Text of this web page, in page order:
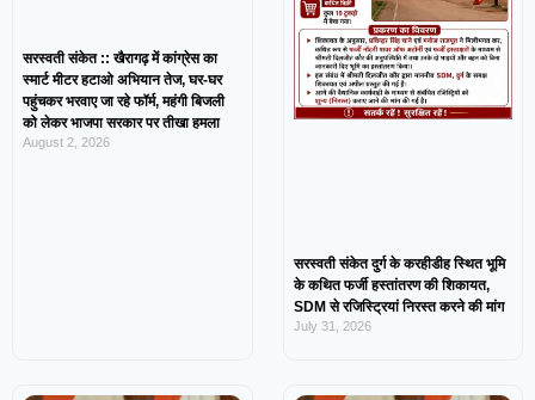
सरस्वती संकेत :: खैरागढ़ में कांग्रेस का
स्मार्ट मीटर हटाओ अभियान तेज, घर-घर
पहुंचकर भरवाए जा रहे फॉर्म, महंगी बिजली
को लेकर भाजपा सरकार पर तीखा हमला
August 2, 2026
सरस्वती संकेत दुर्ग के करहीडीह स्थित भूमि
के कथित फर्जी हस्तांतरण की शिकायत,
SDM से रजिस्ट्रियां निरस्त करने की मांग
July 31, 2026